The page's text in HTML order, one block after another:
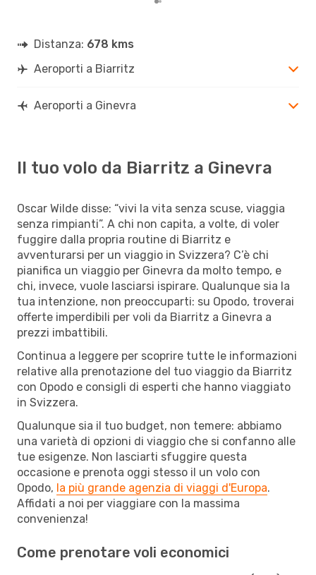
Distanza: 678 kms
Aeroporti a Biarritz
Aeroporti a Ginevra
Il tuo volo da Biarritz a Ginevra
Oscar Wilde disse: “vivi la vita senza scuse, viaggia
senza rimpianti”. A chi non capita, a volte, di voler
fuggire dalla propria routine di Biarritz e
avventurarsi per un viaggio in Svizzera? C’è chi
pianifica un viaggio per Ginevra da molto tempo, e
chi, invece, vuole lasciarsi ispirare. Qualunque sia la
tua intenzione, non preoccuparti: su Opodo, troverai
offerte imperdibili per voli da Biarritz a Ginevra a
prezzi imbattibili.
Continua a leggere per scoprire tutte le informazioni
relative alla prenotazione del tuo viaggio da Biarritz
con Opodo e consigli di esperti che hanno viaggiato
in Svizzera.
Qualunque sia il tuo budget, non temere: abbiamo
una varietà di opzioni di viaggio che si confanno alle
tue esigenze. Non lasciarti sfuggire questa
occasione e prenota oggi stesso il un volo con
Opodo, la più grande agenzia di viaggi d'Europa.
Affidati a noi per viaggiare con la massima
convenienza!
Come prenotare voli economici